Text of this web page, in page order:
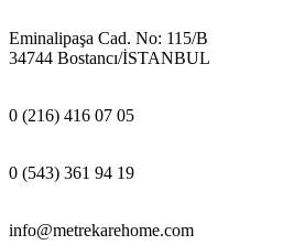
Eminalipaşa Cad. No: 115/B
34744 Bostancı/İSTANBUL
0 (216) 416 07 05
0 (543) 361 94 19
info@metrekarehome.com